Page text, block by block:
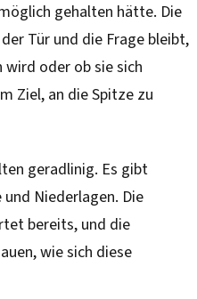
gehalten hätte. Die
Tür und die Frage bleibt,
wird oder ob sie sich
Ziel, an die Spitze zu
geradlinig. Es gibt
Niederlagen. Die
bereits, und die
wie sich diese